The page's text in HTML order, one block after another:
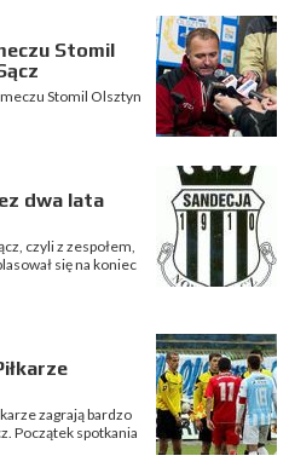
Stomil
Stomil Olsztyn
dwa lata
czyli z zespołem,
się na koniec
zagrają bardzo
Początek spotkania